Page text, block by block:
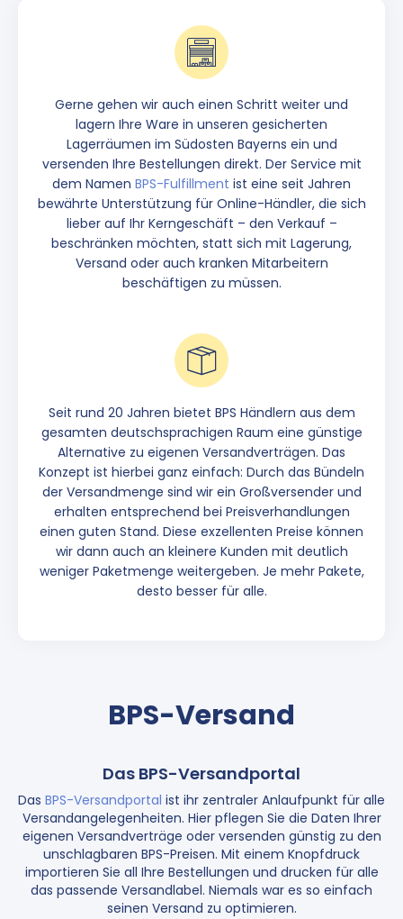
Gerne gehen wir auch einen Schritt weiter und
lagern Ihre Ware in unseren gesicherten
Lagerräumen im Südosten Bayerns ein und
versenden Ihre Bestellungen direkt. Der Service mit
dem Namen BPS-Fulfillment ist eine seit Jahren
bewährte Unterstützung für Online-Händler, die sich
lieber auf Ihr Kerngeschäft – den Verkauf –
beschränken möchten, statt sich mit Lagerung,
Versand oder auch kranken Mitarbeitern
beschäftigen zu müssen.
Seit rund 20 Jahren bietet BPS Händlern aus dem
gesamten deutschsprachigen Raum eine günstige
Alternative zu eigenen Versandverträgen. Das
Konzept ist hierbei ganz einfach: Durch das Bündeln
der Versandmenge sind wir ein Großversender und
erhalten entsprechend bei Preisverhandlungen
einen guten Stand. Diese exzellenten Preise können
wir dann auch an kleinere Kunden mit deutlich
weniger Paketmenge weitergeben. Je mehr Pakete,
desto besser für alle.
BPS-Versand
Das BPS-Versandportal
Das BPS-Versandportal ist ihr zentraler Anlaufpunkt für alle
Versandangelegenheiten. Hier pflegen Sie die Daten Ihrer
eigenen Versandverträge oder versenden günstig zu den
unschlagbaren BPS-Preisen. Mit einem Knopfdruck
importieren Sie all Ihre Bestellungen und drucken für alle
das passende Versandlabel. Niemals war es so einfach
seinen Versand zu optimieren.